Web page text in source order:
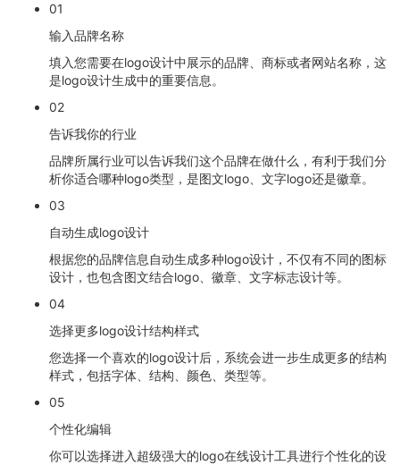
01
输入品牌名称
填入您需要在logo设计中展示的品牌、商标或者网站名称，这
是logo设计生成中的重要信息。
02
告诉我你的行业
品牌所属行业可以告诉我们这个品牌在做什么，有利于我们分
析你适合哪种logo类型，是图文logo、文字logo还是徽章。
03
自动生成logo设计
根据您的品牌信息自动生成多种logo设计，不仅有不同的图标
设计，也包含图文结合logo、徽章、文字标志设计等。
04
选择更多logo设计结构样式
您选择一个喜欢的logo设计后，系统会进一步生成更多的结构
样式，包括字体、结构、颜色、类型等。
05
个性化编辑
你可以选择进入超级强大的logo在线设计工具进行个性化的设